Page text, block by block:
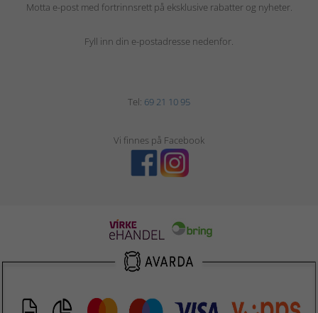
Motta e-post med fortrinnsrett på eksklusive rabatter og nyheter.
Fyll inn din e-postadresse nedenfor.
Tel: 69 21 10 95
Vi finnes på Facebook